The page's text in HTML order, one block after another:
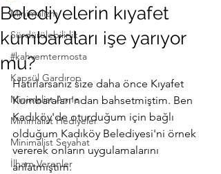
Minimalizm
Sürdürülebilirlik
#kahvemtermosta
Kapsül Gardırop
Minimalist Anne
Minimalist Hediyeler
Minimalist Seyahat
İlham Verenler
Belediyelerin kıyafet
kumbaraları işe yarıyor
mu?
Hatırlarsanız size daha önce Kıyafet
Kumbaraları'ndan bahsetmiştim. Ben
Kadıköy'de oturduğum için bağlı
olduğum Kadıköy Belediyesi'ni örnek
vererek onların uygulamalarını
anlatmıştım.